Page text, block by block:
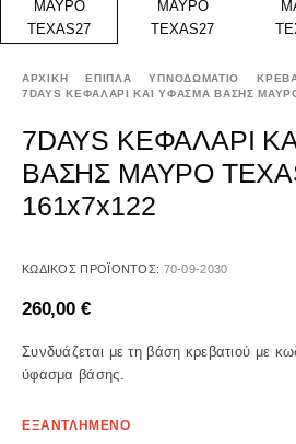
ΑΡΧΙΚΉ ΕΠΙΠΛΑ ΥΠΝΟΔΩΜΑΤΙΟ
7DAYS ΚΕΦΑΛΑΡΙ ΚΑΙ ΥΦΑΣΜΑ ΒΑΣΗΣ
7DAYS ΚΕΦΑΛΑΡΙ
ΒΑΣΗΣ ΜΑΥΡΟ
161x7x122
ΚΩΔΙΚΌΣ ΠΡΟΪΌΝΤΟΣ: 70-09-2030
260,00 €
Συνδυάζεται με τη βάση κρεβατιού με
ύφασμα βάσης.
ΕΞΑΝΤΛΗΜΕΝΟ